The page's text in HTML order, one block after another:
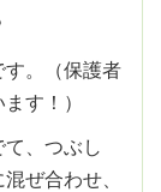
。（保護者
す！）
、つぶし
ぜ合わせ、